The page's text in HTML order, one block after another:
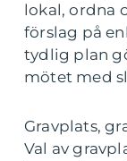
lokal, ordna
förslag på
tydlig plan
mötet med
Gravplats,
Val av